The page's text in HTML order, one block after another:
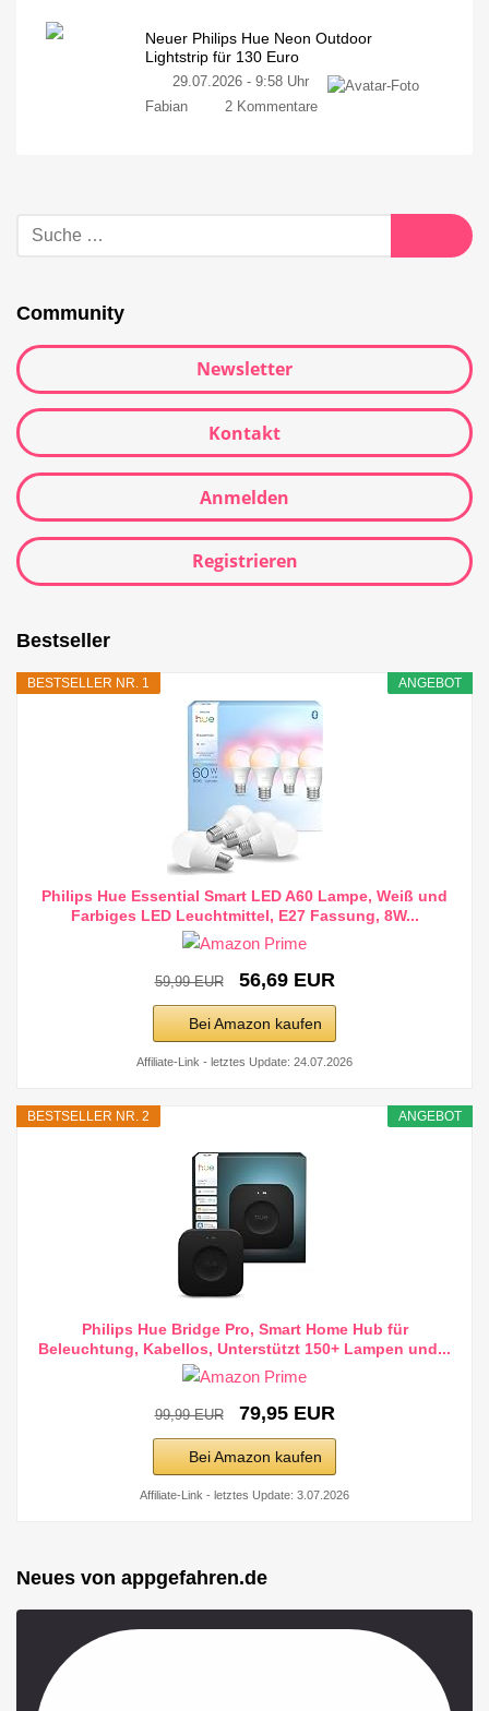
Neuer Philips Hue Neon Outdoor
Lightstrip für 130 Euro
29.07.2026 - 9:58 Uhr
Fabian
2 Kommentare
Community
Newsletter
Kontakt
Anmelden
Registrieren
Bestseller
ANGEBOT
BESTSELLER NR. 1
Philips Hue Essential Smart LED A60 Lampe, Weiß und
Farbiges LED Leuchtmittel, E27 Fassung, 8W...
59,99 EUR 56,69 EUR
Bei Amazon kaufen
Affiliate-Link - letztes Update: 24.07.2026
ANGEBOT
BESTSELLER NR. 2
Philips Hue Bridge Pro, Smart Home Hub für
Beleuchtung, Kabellos, Unterstützt 150+ Lampen und...
99,99 EUR 79,95 EUR
Bei Amazon kaufen
Affiliate-Link - letztes Update: 3.07.2026
Neues von appgefahren.de